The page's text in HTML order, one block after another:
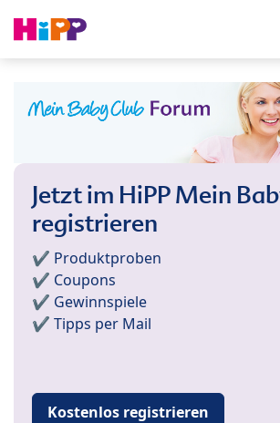
Jetzt im HiPP Mein
registrieren
✔️ Produktproben
✔️ Coupons
✔️ Gewinnspiele
✔️ Tipps per Mail
Kostenlos registrieren